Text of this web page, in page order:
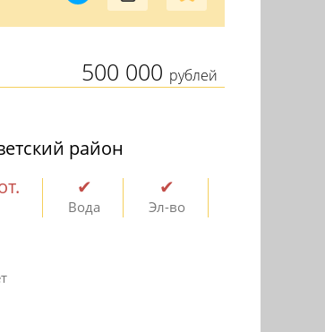
500 000 рублей
район
✔
Вода
✔
Эл-во